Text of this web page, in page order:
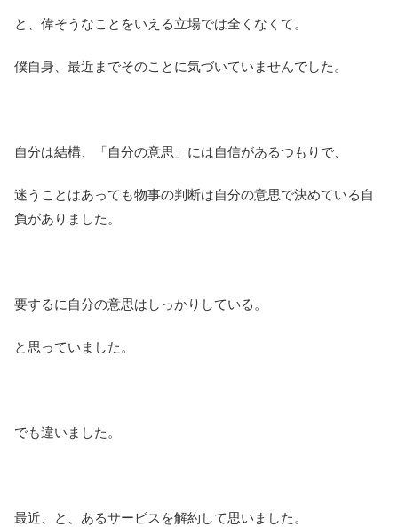
と、偉そうなことをいえる立場では全くなくて。
僕自身、最近までそのことに気づいていませんでした。
自分は結構、「自分の意思」には自信があるつもりで、
迷うことはあっても物事の判断は自分の意思で決めている自
負がありました。
要するに自分の意思はしっかりしている。
と思っていました。
でも違いました。
最近、と、あるサービスを解約して思いました。